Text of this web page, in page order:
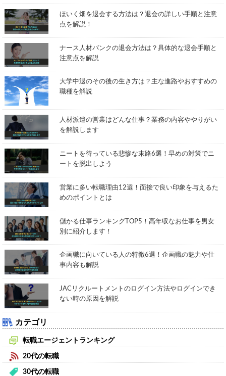
ほいく畑を退会する方法は？退会の詳しい手順と注意
点を解説！
ナース人材バンクの退会方法は？具体的な退会手順と
注意点を解説
大学中退のその後の生き方は？主な進路やおすすめの
職種を解説
人材派遣の営業はどんな仕事？業務の内容ややりがい
を解説します
ニートを待っている悲惨な末路6選！早めの対策でニ
ートを脱出しよう
営業に多い転職理由12選！面接で良い印象を与えるた
めのポイントとは
儲かる仕事ランキングTOP5！高年収なお仕事を男女
別に紹介します！
企画職に向いている人の特徴6選！企画職の魅力や仕
事内容も解説
JACリクルートメントのログイン方法やログインでき
ない時の原因を解説
カテゴリ
転職エージェントランキング
20代の転職
30代の転職